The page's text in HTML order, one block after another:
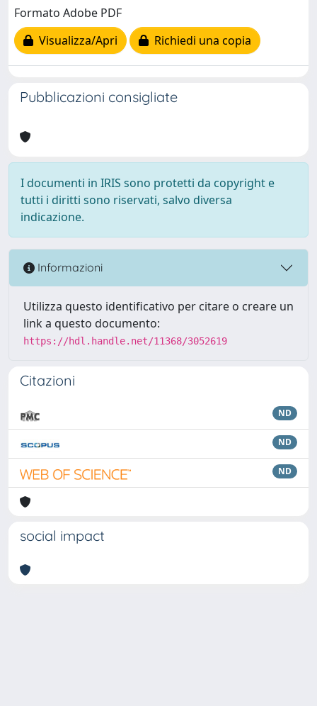
Formato Adobe PDF
Visualizza/Apri
Richiedi una copia
Pubblicazioni consigliate
I documenti in IRIS sono protetti da copyright e
tutti i diritti sono riservati, salvo diversa
indicazione.
Informazioni
Utilizza questo identificativo per citare o creare un
link a questo documento:
https://hdl.handle.net/11368/3052619
Citazioni
ND
ND
ND
social impact